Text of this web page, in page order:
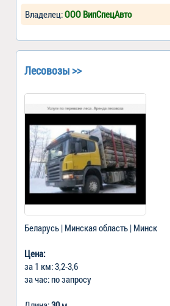
Владелец:ООО ВипСпецАвто
Лесовозы >>
Беларусь | Минская область | Минск
Цена:
за 1 км: 3,2-3,6
за час: по запросу